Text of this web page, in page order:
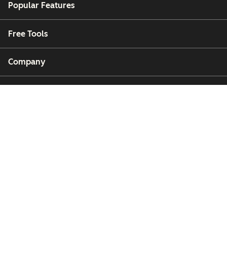
Popular Features
Free Tools
Company